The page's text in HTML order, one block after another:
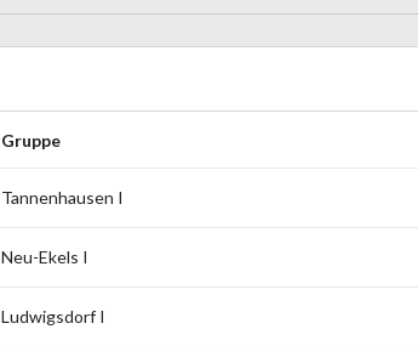
Gruppe
Tannenhausen I
Neu-Ekels I
Ludwigsdorf I